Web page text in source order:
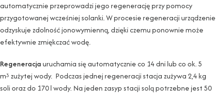
automatycznie przeprowadzi jego regenerację przy pomocy
przygotowanej wcześniej solanki. W procesie regeneracji urządzenie
odzyskuje zdolność jonowymienną, dzięki czemu ponownie może
efektywnie zmiękczać wodę.
Regeneracjauruchamia się automatycznie co 14 dni lub co ok. 5
m3 zużytej wody. Podczas jednej regeneracji stacja zużywa 2,4 kg
soli oraz do 170 l wody. Na jeden zasyp stacji solą potrzebne jest 50